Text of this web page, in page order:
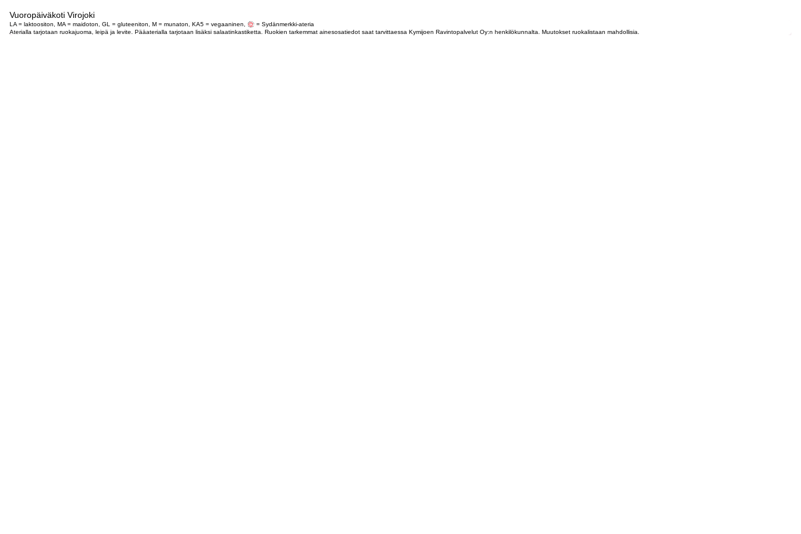
Vuoropäiväkoti Virojoki
LA = laktoositon, MA = maidoton, GL = gluteeniton, M = munaton, KA5 = vegaaninen,
= Sydänmerkki-ateria
Aterialla tarjotaan ruokajuoma, leipä ja levite. Pääaterialla tarjotaan lisäksi salaatinkastiketta. Ruokien tarkemmat ainesosatiedot saat tarvittaessa Kymijoen Ravintopalvelut Oy:n henkilökunnalta. Muutokset ruokalistaan mahdollisia.